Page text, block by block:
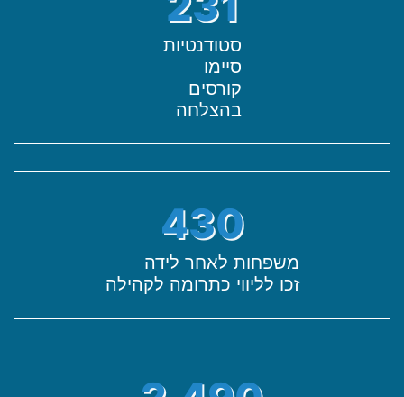
סטודנטיות
סיימו
קורסים
בהצלחה
משפחות לאחר לידה
זכו לליווי כתרומה לקהילה
430